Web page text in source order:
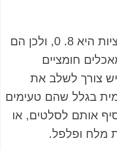
באבוקדו רמת החומציות היא 8. 0, ולכן הם
חומציים
צורך לשלב את
בגלל שהם טעימים
אותם לסלטים, או
מלח ופלפל.